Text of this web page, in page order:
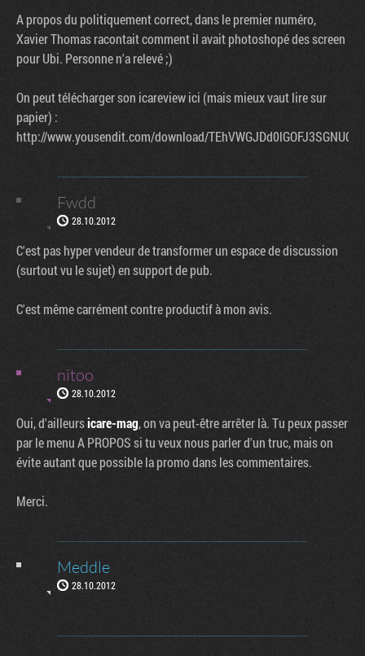
A propos du politiquement correct, dans le premier numéro,
Xavier Thomas racontait comment il avait photoshopé des screen
pour Ubi. Personne n'a relevé ;)
On peut télécharger son icareview ici (mais mieux vaut lire sur
papier) :
http://www.yousendit.com/download/TEhVWGJDd0lGOFJ3SGNUQw
Fwdd
28.10.2012
C'est pas hyper vendeur de transformer un espace de discussion
(surtout vu le sujet) en support de pub.
C'est même carrément contre productif à mon avis.
nitoo
28.10.2012
Oui, d'ailleursicare-mag, on va peut-être arrêter là. Tu peux passer
par le menu A PROPOS si tu veux nous parler d'un truc, mais on
évite autant que possible la promo dans les commentaires.
Merci.
Meddle
28.10.2012
Factornews